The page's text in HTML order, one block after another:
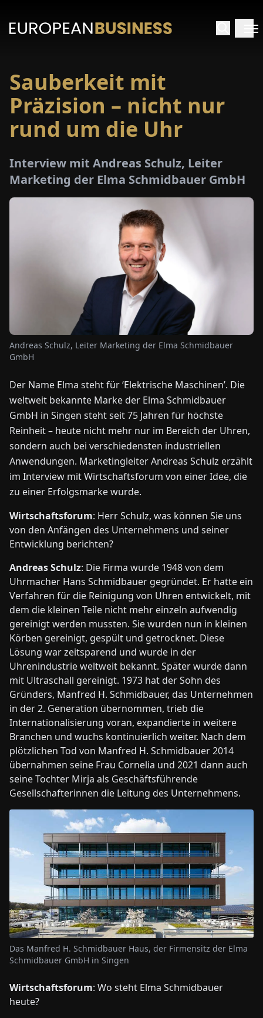
ÜBER
UNS
KONTAKT
ZU
UNS
Sauberkeit mit
Präzision – nicht nur
rund um die Uhr
Interview mit Andreas Schulz, Leiter
Marketing der Elma Schmidbauer GmbH
Andreas Schulz, Leiter Marketing der Elma Schmidbauer
GmbH
Der Name Elma steht für ‘Elektrische Maschinen’. Die
weltweit bekannte Marke der Elma Schmidbauer
GmbH in Singen steht seit 75 Jahren für höchste
Reinheit – heute nicht mehr nur im Bereich der Uhren,
sondern auch bei verschiedensten industriellen
Anwendungen. Marketingleiter Andreas Schulz erzählt
im Interview mit Wirtschaftsforum von einer Idee, die
zu einer Erfolgsmarke wurde.
Wirtschaftsforum: Herr Schulz, was können Sie uns
von den Anfängen des Unternehmens und seiner
Entwicklung berichten?
Andreas Schulz: Die Firma wurde 1948 von dem
Uhrmacher Hans Schmidbauer gegründet. Er hatte ein
Verfahren für die Reinigung von Uhren entwickelt, mit
dem die kleinen Teile nicht mehr einzeln aufwendig
gereinigt werden mussten. Sie wurden nun in kleinen
Körben gereinigt, gespült und getrocknet. Diese
Lösung war zeitsparend und wurde in der
Uhrenindustrie weltweit bekannt. Später wurde dann
mit Ultraschall gereinigt. 1973 hat der Sohn des
Gründers, Manfred H. Schmidbauer, das Unternehmen
in der 2. Generation übernommen, trieb die
Internationalisierung voran, expandierte in weitere
Branchen und wuchs kontinuierlich weiter. Nach dem
plötzlichen Tod von Manfred H. Schmidbauer 2014
übernahmen seine Frau Cornelia und 2021 dann auch
seine Tochter Mirja als Geschäftsführende
Gesellschafterinnen die Leitung des Unternehmens.
Das Manfred H. Schmidbauer Haus, der Firmensitz der Elma
Schmidbauer GmbH in Singen
Wirtschaftsforum: Wo steht Elma Schmidbauer
heute?